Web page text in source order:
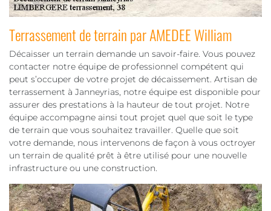
Terrassement de terrain par AMEDEE William
Décaisser un terrain demande un savoir-faire. Vous pouvez
contacter notre équipe de professionnel compétent qui
peut s’occuper de votre projet de décaissement. Artisan de
terrassement à Janneyrias, notre équipe est disponible pour
assurer des prestations à la hauteur de tout projet. Notre
équipe accompagne ainsi tout projet quel que soit le type
de terrain que vous souhaitez travailler. Quelle que soit
votre demande, nous intervenons de façon à vous octroyer
un terrain de qualité prêt à être utilisé pour une nouvelle
infrastructure ou une construction.